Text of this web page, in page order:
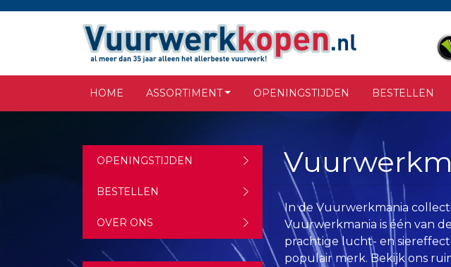
HOME ASSORTIMENT OPENINGSTIJDEN BESTELLEN
OPENINGSTIJDEN
BESTELLEN
OVER ONS
In de Vuurwerkmania
Vuurwerkmania is één van
prachtige lucht- en
populair merk. Bekijk ons